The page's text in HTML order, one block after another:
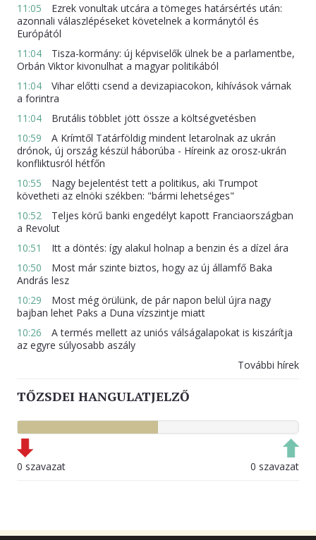
11:05
Ezrek vonultak utcára a tömeges határsértés után:
azonnali válaszlépéseket követelnek a kormánytól és
Európától
11:04
Tisza-kormány: új képviselők ülnek be a parlamentbe,
Orbán Viktor kivonulhat a magyar politikából
11:04
Vihar előtti csend a devizapiacokon, kihívások várnak
a forintra
11:04
Brutális többlet jött össze a költségvetésben
10:59
A Krímtől Tatárföldig mindent letarolnak az ukrán
drónok, új ország készül háborúba - Híreink az orosz-ukrán
konfliktusról hétfőn
10:55
Nagy bejelentést tett a politikus, aki Trumpot
követheti az elnöki székben: "bármi lehetséges"
10:52
Teljes körű banki engedélyt kapott Franciaországban
a Revolut
10:51
Itt a döntés: így alakul holnap a benzin és a dízel ára
10:50
Most már szinte biztos, hogy az új államfő Baka
András lesz
10:29
Most még örülünk, de pár napon belül újra nagy
bajban lehet Paks a Duna vízszintje miatt
10:26
A termés mellett az uniós válságalapokat is kiszárítja
az egyre súlyosabb aszály
További hírek
TŐZSDEI HANGULATJELZŐ
0 szavazat 0 szavazat